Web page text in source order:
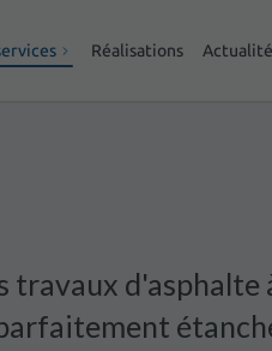
Réalisations
travaux d'asphalte